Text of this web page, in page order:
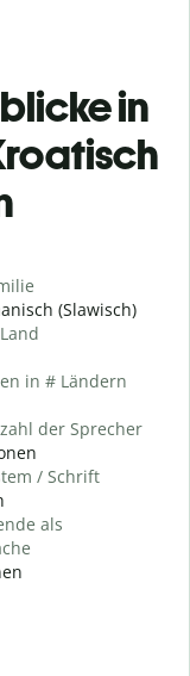
in
(Slawisch)
in # Ländern
der Sprecher
/ Schrift
als